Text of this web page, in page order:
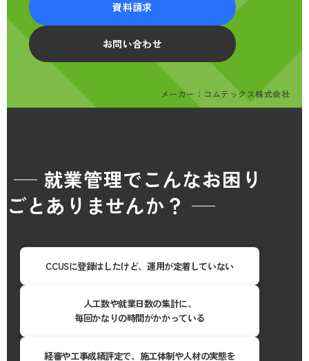
資料請求
お問い合わせ
メーカー：コムテックス株式会社
就業管理でこんなお困り
ごとありませんか？
CCUSに登録はしたけど、運用が定着していない
人工数や就業日数の集計に、
毎回かなりの時間がかかっている
経審や工事成績評定で、施工体制や人材の実態を